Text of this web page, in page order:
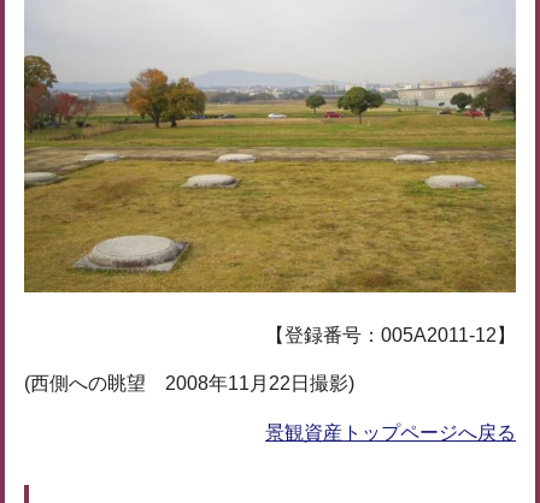
【登録番号：005A2011-12】
(西側への眺望 2008年11月22日撮影)
景観資産トップページへ戻る